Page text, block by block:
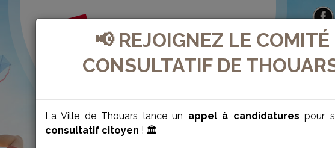
📢 REJOIGNEZ LE COMITÉ
CONSULTATIF DE
La Ville de Thouars lance un appel à candidatures pour
consultatif citoyen ! 🏛️